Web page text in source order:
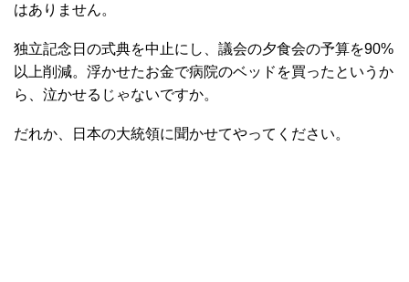
はありません。
独立記念日の式典を中止にし、議会の夕食会の予算を90%
以上削減。浮かせたお金で病院のベッドを買ったというか
ら、泣かせるじゃないですか。
だれか、日本の大統領に聞かせてやってください。